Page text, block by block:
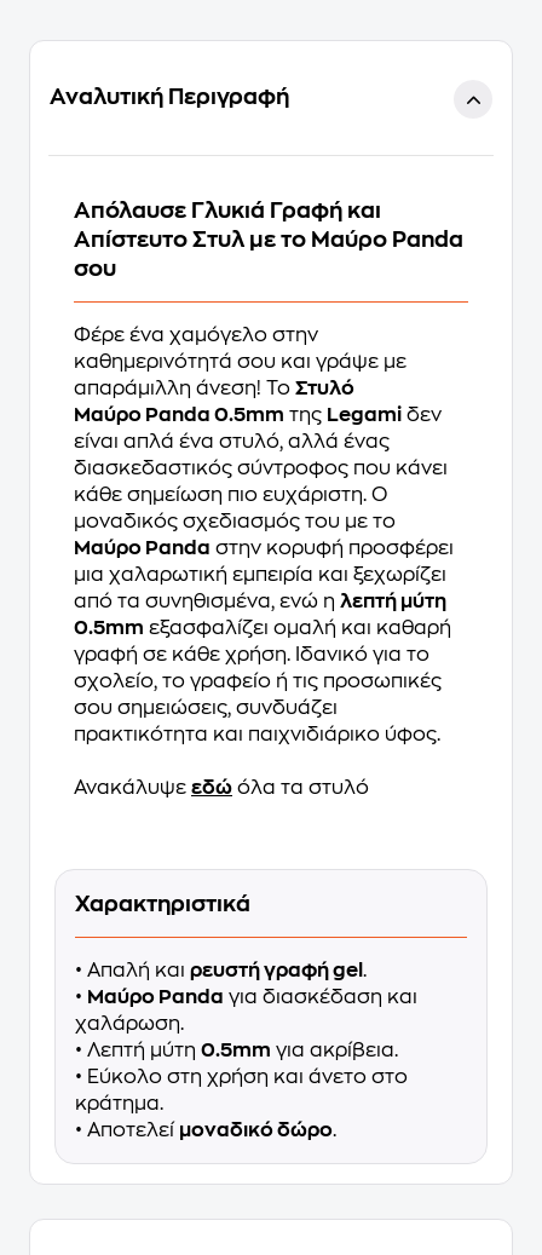
Αναλυτική Περιγραφή
Απόλαυσε Γλυκιά Γραφή και
Απίστευτο Στυλ με το Μαύρο Panda
σου
Φέρε ένα χαμόγελο στην
καθημερινότητά σου και γράψε με
απαράμιλλη άνεση! Το Στυλό
Μαύρο Panda 0.5mm της Legami δεν
είναι απλά ένα στυλό, αλλά ένας
διασκεδαστικός σύντροφος που κάνει
κάθε σημείωση πιο ευχάριστη. Ο
μοναδικός σχεδιασμός του με το
Μαύρο Panda στην κορυφή προσφέρει
μια χαλαρωτική εμπειρία και ξεχωρίζει
από τα συνηθισμένα, ενώ η λεπτή μύτη
0.5mm εξασφαλίζει ομαλή και καθαρή
γραφή σε κάθε χρήση. Ιδανικό για το
σχολείο, το γραφείο ή τις προσωπικές
σου σημειώσεις, συνδυάζει
πρακτικότητα και παιχνιδιάρικο ύφος.
Ανακάλυψε εδώ όλα τα στυλό
Χαρακτηριστικά
• Απαλή και ρευστή γραφή gel .
• Μαύρο Panda για διασκέδαση και
χαλάρωση.
• Λεπτή μύτη 0.5mm για ακρίβεια.
• Εύκολο στη χρήση και άνετο στο
κράτημα.
• Αποτελεί μοναδικό δώρο.